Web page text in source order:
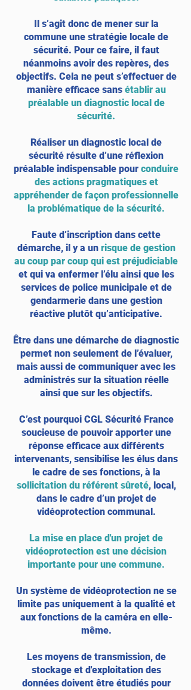
Il s’agit donc de mener sur la
commune une stratégie locale de
sécurité. Pour ce faire, il faut
néanmoins avoir des repères, des
objectifs. Cela ne peut s’effectuer de
manière efficace sans établir au
préalable un diagnostic local de
sécurité.
Réaliser un diagnostic local de
sécurité résulte d’une réflexion
préalable indispensable pour conduire
des actions pragmatiques et
appréhender de façon professionnelle
la problématique de la sécurité.
Faute d’inscription dans cette
démarche, il y a un risque de gestion
au coup par coup qui est préjudiciable
et qui va enfermer l’élu ainsi que les
services de police municipale et de
gendarmerie dans une gestion
réactive plutôt qu’anticipative.
Être dans une démarche de diagnostic
permet non seulement de l’évaluer,
mais aussi de communiquer avec les
administrés sur la situation réelle
ainsi que sur les objectifs.
C’est pourquoi CGL Sécurité France
soucieuse de pouvoir apporter une
réponse efficace aux différents
intervenants, sensibilise les élus dans
le cadre de ses fonctions, à la
sollicitation du référent sûreté, local,
dans le cadre d’un projet de
vidéoprotection communal.
La mise en place d'un projet de
vidéoprotection est une décision
importante pour une commune.
Un système de vidéoprotection ne se
limite pas uniquement à la qualité et
aux fonctions de la caméra en elle-
même.
Les moyens de transmission, de
stockage et d'exploitation des
données doivent être étudiés pour